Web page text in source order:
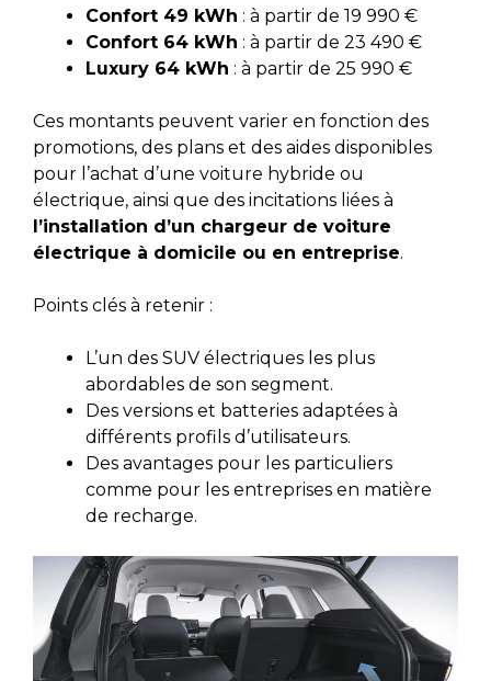
Confort 49 kWh : à partir de 19 990 €
Confort 64 kWh : à partir de 23 490 €
Luxury 64 kWh : à partir de 25 990 €
Ces montants peuvent varier en fonction des
promotions, des plans et des aides disponibles
pour l’achat d’une voiture hybride ou
électrique, ainsi que des incitations liées à
l’installation d’un chargeur de voiture
électrique à domicile ou en entreprise.
Points clés à retenir :
L’un des SUV électriques les plus
abordables de son segment.
Des versions et batteries adaptées à
différents profils d’utilisateurs.
Des avantages pour les particuliers
comme pour les entreprises en matière
de recharge.